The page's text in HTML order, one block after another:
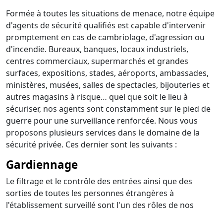
Formée à toutes les situations de menace, notre équipe
d'agents de sécurité qualifiés est capable d'intervenir
promptement en cas de cambriolage, d'agression ou
d'incendie. Bureaux, banques, locaux industriels,
centres commerciaux, supermarchés et grandes
surfaces, expositions, stades, aéroports, ambassades,
ministères, musées, salles de spectacles, bijouteries et
autres magasins à risque… quel que soit le lieu à
sécuriser, nos agents sont constamment sur le pied de
guerre pour une surveillance renforcée. Nous vous
proposons plusieurs services dans le domaine de la
sécurité privée. Ces dernier sont les suivants :
Gardiennage
Le filtrage et le contrôle des entrées ainsi que des
sorties de toutes les personnes étrangères à
l'établissement surveillé sont l'un des rôles de nos